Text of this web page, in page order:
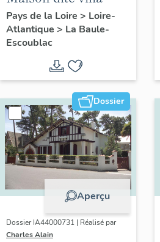
balnéaire Bernard,
41 avenue de Rhuys
Pays de la Loire > Loire-
Atlantique > La Baule-
Escoublac
Dossier
Aperçu
Dossier IA44000731 | Réalisé par
Charles Alain